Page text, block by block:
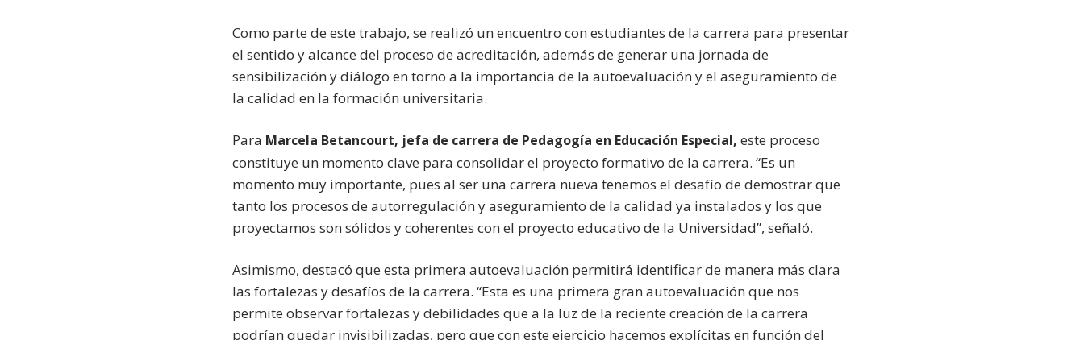
Como parte de este trabajo, se realizó un encuentro con estudiantes de la carrera para presentar
el sentido y alcance del proceso de acreditación, además de generar una jornada de
sensibilización y diálogo en torno a la importancia de la autoevaluación y el aseguramiento de
la calidad en la formación universitaria.
Para Marcela Betancourt, jefa de carrera de Pedagogía en Educación Especial, este proceso
constituye un momento clave para consolidar el proyecto formativo de la carrera. “Es un
momento muy importante, pues al ser una carrera nueva tenemos el desafío de demostrar que
tanto los procesos de autorregulación y aseguramiento de la calidad ya instalados y los que
proyectamos son sólidos y coherentes con el proyecto educativo de la Universidad”, señaló.
Asimismo, destacó que esta primera autoevaluación permitirá identificar de manera más clara
las fortalezas y desafíos de la carrera. “Esta es una primera gran autoevaluación que nos
permite observar fortalezas y debilidades que a la luz de la reciente creación de la carrera
podrían quedar invisibilizadas, pero que con este ejercicio hacemos explícitas en función del